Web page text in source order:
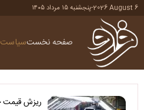
2026 August 6
-پنجشنبه ۱۵ مرداد ۱۴۰۵
صفحه نخستسیاست
ریزش قیمت